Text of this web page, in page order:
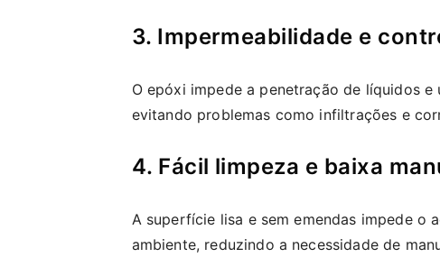
3. Impermeabilidade e
O epóxi impede a penetração de líquidos
evitando problemas como infiltrações e
4. Fácil limpeza e baixa
A superfície lisa e sem emendas impede o
ambiente, reduzindo a necessidade de